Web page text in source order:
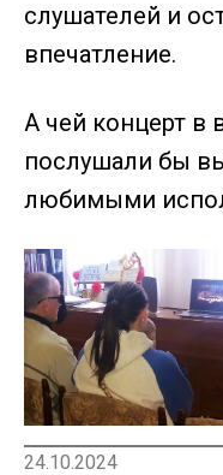
слушателей и
впечатление.
А чей концерт в
послушали бы
любимыми
24.10.2024